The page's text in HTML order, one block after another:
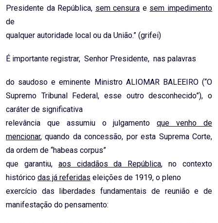
Presidente da República, sem censura e sem impedimento
de
qualquer autoridade local ou da União.” (grifei)
É importante registrar, Senhor Presidente, nas palavras
do saudoso e eminente Ministro ALIOMAR BALEEIRO (“O
Supremo Tribunal Federal, esse outro desconhecido”), o
caráter de significativa
relevância que assumiu o julgamentoque venho de
mencionar, quando da concessão, por esta Suprema Corte,
da ordem de “habeas corpus”
que garantiu, aos cidadãos da República, no contexto
histórico das já referidas eleições de 1919, o pleno
exercício das liberdades fundamentais de reunião e de
manifestação do pensamento: